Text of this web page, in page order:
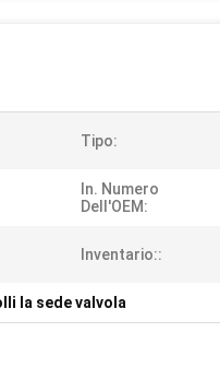
Tipo:
In. Numero
Dell'OEM:
Inventario::
la sede valvola